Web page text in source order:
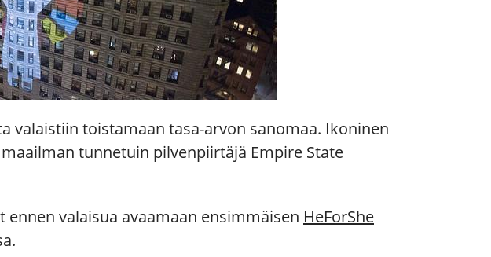
valaistiin toistamaan tasa-arvon sanomaa. Ikoninen
tunnetuin pilvenpiirtäjä Empire State
valaisua avaamaan ensimmäisen HeForShe